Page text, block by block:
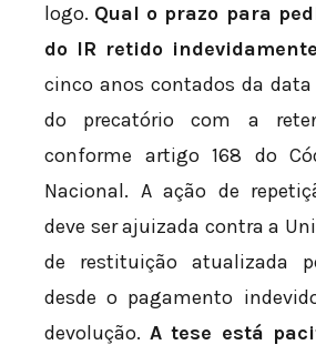
logo. Qual o prazo para
do IR retido
cinco anos contados da
do precatório com a
conforme artigo 168 do
Nacional. A ação de
deve ser ajuizada contra a
de restituição atualizada
desde o pagamento
devolução. A tese está